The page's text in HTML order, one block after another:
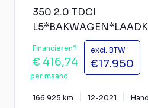
350 2.0 TDCI
Financieren?
€ 416,74
per maand
excl. BTW
€17.950
166.925 km 12-2021